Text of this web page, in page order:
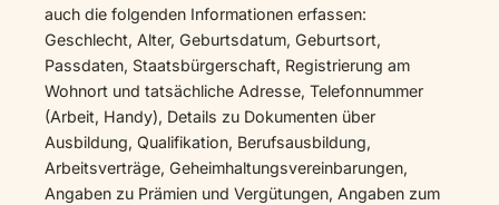
auch die folgenden Informationen erfassen:
Geschlecht, Alter, Geburtsdatum, Geburtsort,
Passdaten, Staatsbürgerschaft, Registrierung am
Wohnort und tatsächliche Adresse, Telefonnummer
(Arbeit, Handy), Details zu Dokumenten über
Ausbildung, Qualifikation, Berufsausbildung,
Arbeitsverträge, Geheimhaltungsvereinbarungen,
Angaben zu Prämien und Vergütungen, Angaben zum